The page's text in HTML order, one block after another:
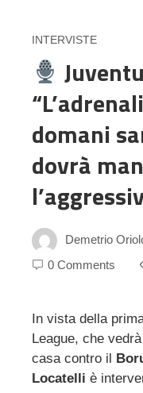
INTERVISTE
domani
dovrà
Demetrio
0 Comments
In vista della
League, che
casa contro il
Locatelli è